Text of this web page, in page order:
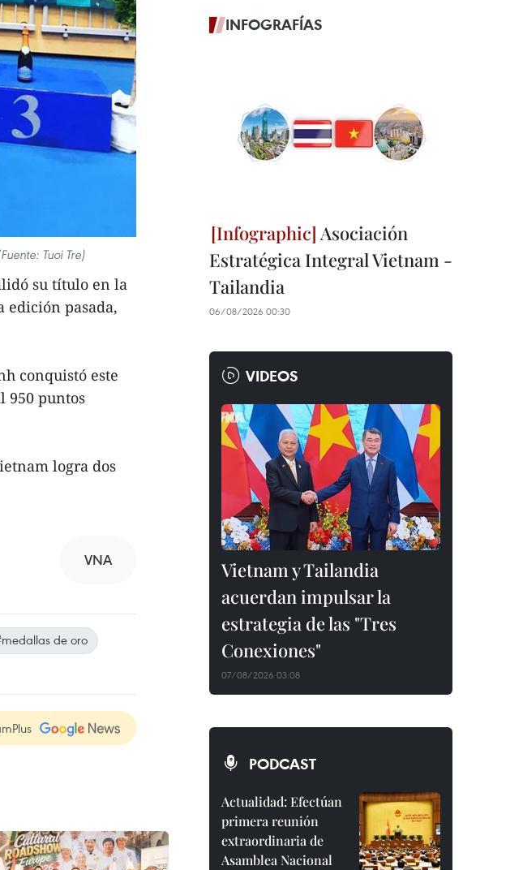
Tuoi Tre)
su título en la
edición pasada,
conquistó este
950 puntos
logra dos
VNA
de oro
INFOGRAFÍAS
Asociación
Estratégica Integral Vietnam -
Tailandia
06/08/2026 00:30
VIDEOS
Vietnam y Tailandia
acuerdan impulsar la
estrategia de las "Tres
Conexiones"
07/08/2026 03:08
PODCAST
Actualidad: Efectúan
primera reunión
extraordinaria de
Asamblea Nacional